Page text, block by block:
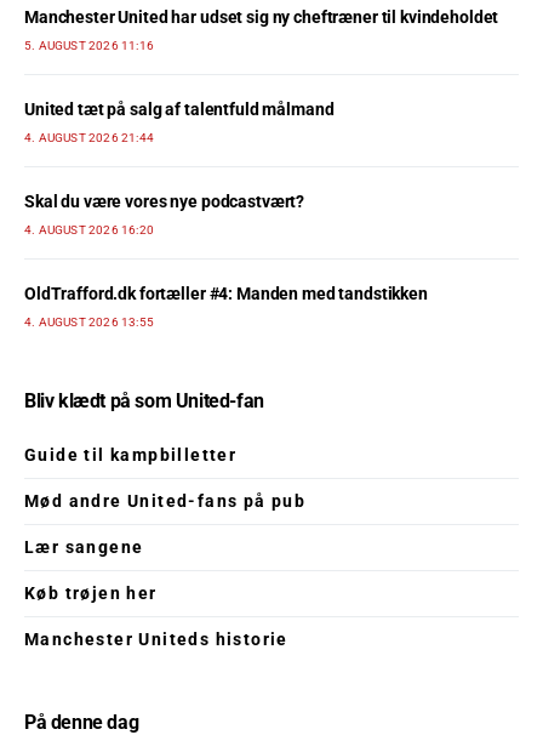
Manchester United har udset sig ny cheftræner til kvindeholdet
5. AUGUST 2026 11:16
United tæt på salg af talentfuld målmand
4. AUGUST 2026 21:44
Skal du være vores nye podcastvært?
4. AUGUST 2026 16:20
OldTrafford.dk fortæller #4: Manden med tandstikken
4. AUGUST 2026 13:55
Bliv klædt på som United-fan
Guide til kampbilletter
Mød andre United-fans på pub
Lær sangene
Køb trøjen her
Manchester Uniteds historie
På denne dag